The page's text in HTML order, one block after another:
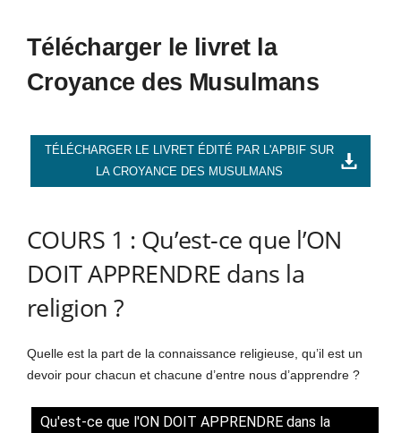
Télécharger le livret la
Croyance des Musulmans
TÉLÉCHARGER LE LIVRET ÉDITÉ PAR L'APBIF SUR
LA CROYANCE DES MUSULMANS
COURS 1 : Qu’est-ce que l’ON
DOIT APPRENDRE dans la
religion ?
Quelle est la part de la connaissance religieuse, qu’il est un
devoir pour chacun et chacune d’entre nous d’apprendre ?
Qu'est-ce que l'ON DOIT APPRENDRE dans la